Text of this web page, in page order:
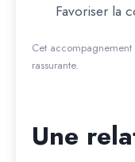
Favoriser la
Cet
rassurante.
Une